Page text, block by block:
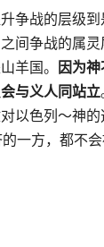
争战的层级
间争战的属
羊国。
因为
与义人同站立
以色列～神
一方，都不